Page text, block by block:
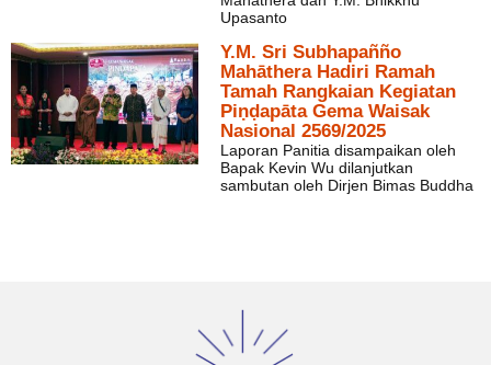
Upasanto
Y.M. Sri Subhapañño
Mahāthera Hadiri Ramah
Tamah Rangkaian Kegiatan
Piṇḍapāta Gema Waisak
Nasional 2569/2025
Laporan Panitia disampaikan oleh
Bapak Kevin Wu dilanjutkan
sambutan oleh Dirjen Bimas Buddha